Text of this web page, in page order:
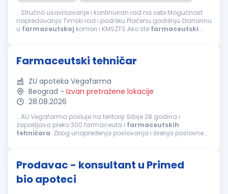
...Stručno usavršavanje i kontinuiran rad na sebi Mogućnost
napredovanja Timski rad i podršku Plaćenu godišnju članarinu
u farmaceutskoj komori i KMSZTS Ako ste farmaceutski
Farmaceutski tehničar
ZU apoteka Vegafarma
Beograd - Izvan pretražene lokacije
28.08.2026
...AU Vegafarma posluje na teritoriji Srbije 28 godina i
zapošljava preko 300 farmaceuta i farmaceutskih
tehničara. Zbog unapređenja poslovanja i širenja poslovne
Prodavac - konsultant u Primed
bio apoteci